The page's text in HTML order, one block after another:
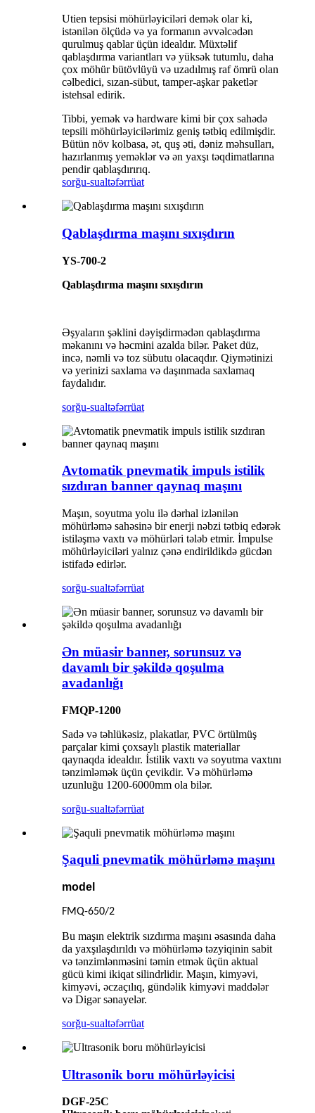
Utien tepsisi möhürləyiciləri demək olar ki,
istənilən ölçüdə və ya formanın əvvəlcədən
qurulmuş qablar üçün idealdır. Müxtəlif
qablaşdırma variantları və yüksək tutumlu, daha
çox möhür bütövlüyü və uzadılmış raf ömrü olan
cəlbedici, sızan-sübut, tamper-aşkar paketlər
istehsal edirik.
Tibbi, yemək və hardware kimi bir çox sahədə
tepsili möhürləyicilərimiz geniş tətbiq edilmişdir.
Bütün növ kolbasa, ət, quş əti, dəniz məhsulları,
hazırlanmış yeməklər və ən yaxşı təqdimatlarına
pendir qablaşdırırıq.
sorğu-sualtəfərrüat
Qablaşdırma maşını sıxışdırın
YS-700-2
Qablaşdırma maşını sıxışdırın
Əşyaların şəklini dəyişdirmədən qablaşdırma
məkanını və həcmini azalda bilər. Paket düz,
incə, nəmli və toz sübutu olacaqdır. Qiymətinizi
və yerinizi saxlama və daşınmada saxlamaq
faydalıdır.
sorğu-sualtəfərrüat
Avtomatik pnevmatik impuls istilik
sızdıran banner qaynaq maşını
Maşın, soyutma yolu ilə dərhal izlənilən
möhürləmə sahəsinə bir enerji nəbzi tətbiq edərək
istiləşmə vaxtı və möhürləri tələb etmir. İmpulse
möhürləyiciləri yalnız çənə endirildikdə gücdən
istifadə edirlər.
sorğu-sualtəfərrüat
Ən müasir banner, sorunsuz və
davamlı bir şəkildə qoşulma
avadanlığı
FMQP-1200
Sadə və təhlükəsiz, plakatlar, PVC örtülmüş
parçalar kimi çoxsaylı plastik materiallar
qaynaqda idealdır. İstilik vaxtı və soyutma vaxtını
tənzimləmək üçün çevikdir. Və möhürləmə
uzunluğu 1200-6000mm ola bilər.
sorğu-sualtəfərrüat
Şaquli pnevmatik möhürləmə maşını
model
FMQ-650/2
Bu maşın elektrik sızdırma maşını əsasında daha
da yaxşılaşdırıldı və möhürləmə təzyiqinin sabit
və tənzimlənməsini təmin etmək üçün aktual
gücü kimi ikiqat silindrlidir. Maşın, kimyəvi,
kimyəvi, əczaçılıq, gündəlik kimyəvi maddələr
və Digər sənayelər.
sorğu-sualtəfərrüat
Ultrasonik boru möhürləyicisi
DGF-25C